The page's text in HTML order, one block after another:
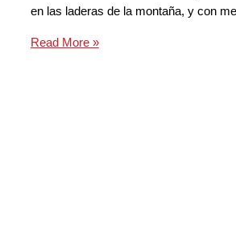
en las laderas de la montaña, y con
Read More »